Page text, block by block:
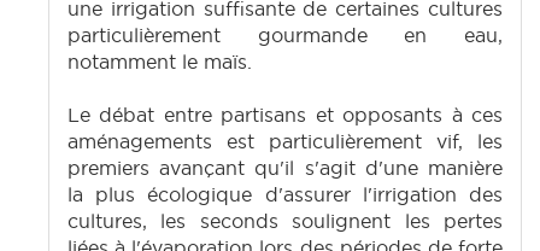
une irrigation suffisante de certaines cultures
particulièrement gourmande en eau,
notamment le maïs.
Le débat entre partisans et opposants à ces
aménagements est particulièrement vif, les
premiers avançant qu'il s'agit d'une manière
la plus écologique d'assurer l'irrigation des
cultures, les seconds soulignent les pertes